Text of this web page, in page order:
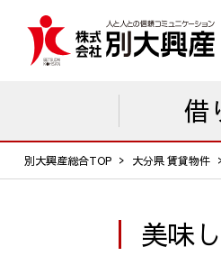
借
別大興産総合TOP 大分県 賃貸物件
美味